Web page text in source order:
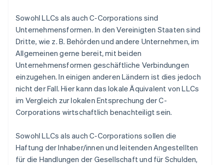
Sowohl LLCs als auch C-Corporations sind
Unternehmensformen. In den Vereinigten Staaten sind
Dritte, wie z. B. Behörden und andere Unternehmen, im
Allgemeinen gerne bereit, mit beiden
Unternehmensformen geschäftliche Verbindungen
einzugehen. In einigen anderen Ländern ist dies jedoch
nicht der Fall. Hier kann das lokale Äquivalent von LLCs
im Vergleich zur lokalen Entsprechung der C-
Corporations wirtschaftlich benachteiligt sein.
Sowohl LLCs als auch C-Corporations sollen die
Haftung der Inhaber/innen und leitenden Angestellten
für die Handlungen der Gesellschaft und für Schulden,